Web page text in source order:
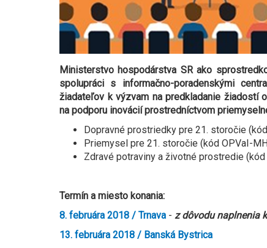
Ministerstvo hospodárstva SR ako
spolupráci s informačno-poradenskými
žiadateľov k výzvam na predkladanie žiadostí
na podporu inovácií prostredníctvom
Dopravné prostriedky pre 21. storočie
Priemysel pre 21. storočie (kód OPVaI-
Zdravé potraviny a životné prostredie
Termín a miesto konania:
8. februára 2018 / Trnava - z dôvodu naplnenia
13. februára 2018 / Banská Bystrica